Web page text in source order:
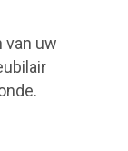
van uw